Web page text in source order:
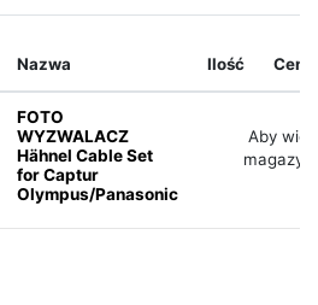
Nazwa Ilość Cena
FOTO
WYZWALACZ
Hähnel Cable Set
for Captur
Olympus/Panasonic
Aby